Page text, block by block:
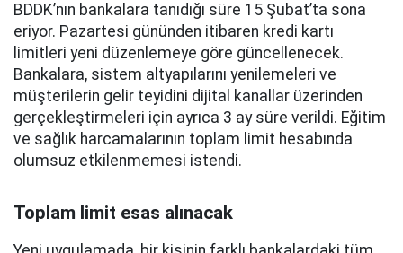
BDDK’nın bankalara tanıdığı süre 15 Şubat’ta sona
eriyor. Pazartesi gününden itibaren kredi kartı
limitleri yeni düzenlemeye göre güncellenecek.
Bankalara, sistem altyapılarını yenilemeleri ve
müşterilerin gelir teyidini dijital kanallar üzerinden
gerçekleştirmeleri için ayrıca 3 ay süre verildi. Eğitim
ve sağlık harcamalarının toplam limit hesabında
olumsuz etkilenmemesi istendi.
Toplam limit esas alınacak